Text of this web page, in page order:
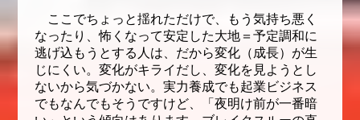
ここでちょっと揺れただけで、もう気持ち悪く
なったり、怖くなって安定した大地＝予定調和に
逃げ込もうとする人は、だから変化（成長）が生
じにくい。変化がキライだし、変化を見ようとし
ないから気づかない。実力養成でも起業ビジネス
でもなんでもそうですけど、「夜明け前が一番暗